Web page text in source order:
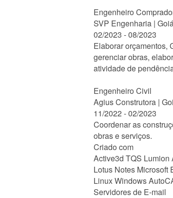
Engenheiro
SVP Engenharia |
02/2023 - 08/2023
Elaborar orçamentos,
gerenciar obras,
atividade de
Engenheiro Civil
Agius Construtora |
11/2022 - 02/2023
Coordenar as
obras e serviços.
Criado com
Active3d TQS
Lotus Notes Microsoft
Linux Windows
Servidores de E-mail